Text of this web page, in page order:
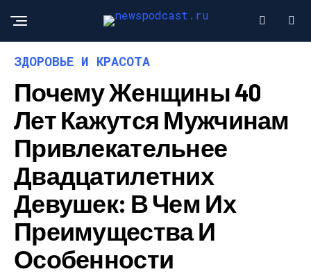
ЗДОРОВЬЕ И КРАСОТА
Почему Женщины 40
Лет Кажутся Мужчинам
Привлекательнее
Двадцатилетних
Девушек: В Чем Их
Преимущества И
Особенности